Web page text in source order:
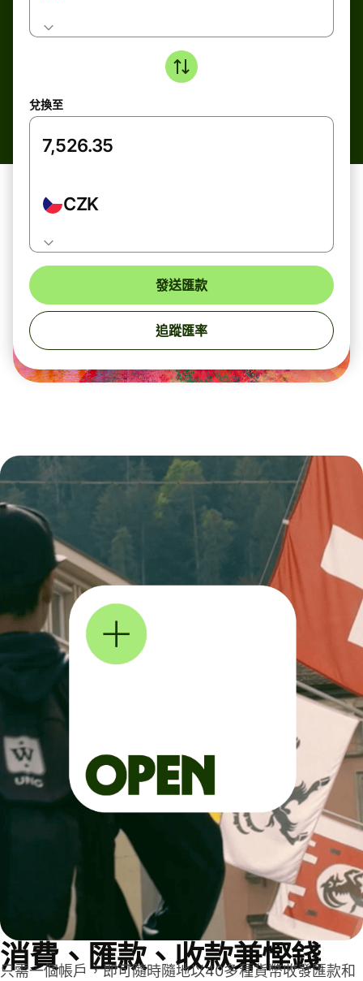
兌換至
CZK
發送匯款
追蹤匯率
消費、匯款、收款兼慳錢
只需一個帳戶，即可隨時隨地以40多種貨幣收發匯款和